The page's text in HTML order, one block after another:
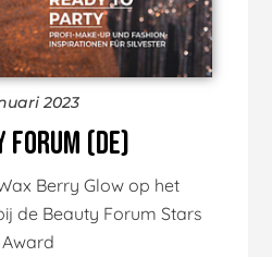
2023
(DE)
Berry Glow op het
de Beauty Forum Stars
Award